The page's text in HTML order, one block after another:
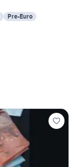
Pre-Euro